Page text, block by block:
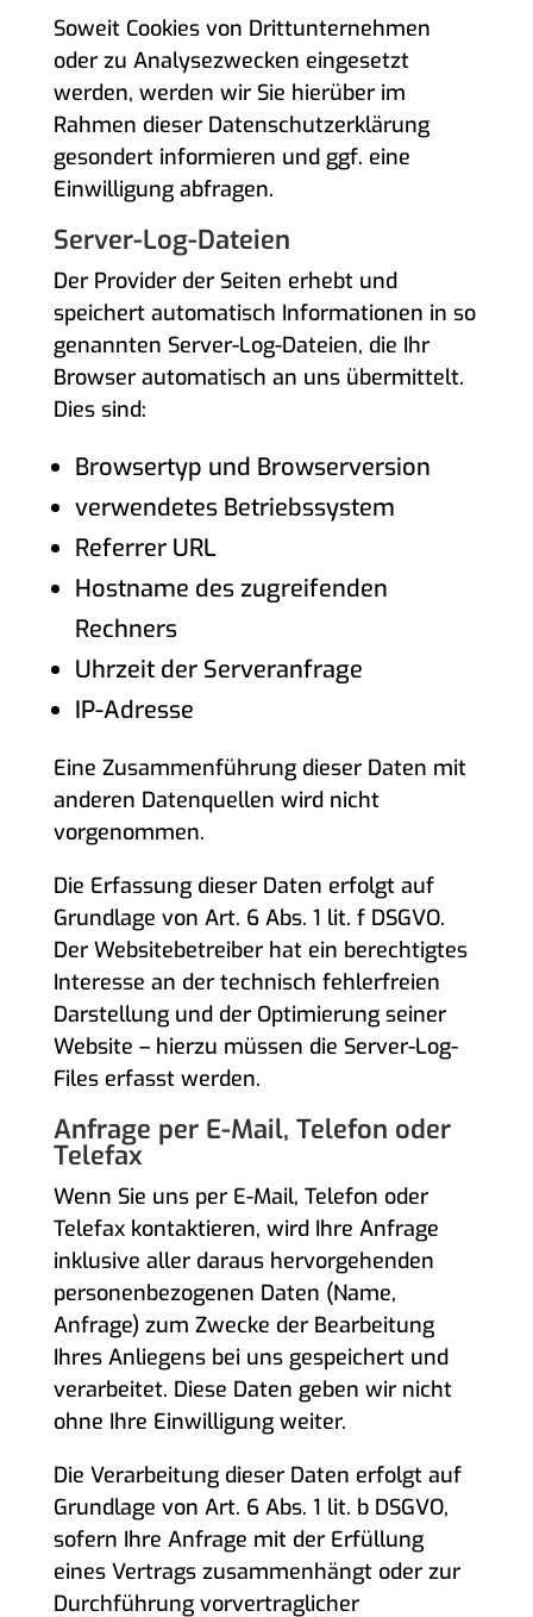
Soweit Cookies von Drittunternehmen
oder zu Analysezwecken eingesetzt
werden, werden wir Sie hierüber im
Rahmen dieser Datenschutzerklärung
gesondert informieren und ggf. eine
Einwilligung abfragen.
Server-Log-Dateien
Der Provider der Seiten erhebt und
speichert automatisch Informationen in so
genannten Server-Log-Dateien, die Ihr
Browser automatisch an uns übermittelt.
Dies sind:
Browsertyp und Browserversion
verwendetes Betriebssystem
Referrer URL
Hostname des zugreifenden
Rechners
Uhrzeit der Serveranfrage
IP-Adresse
Eine Zusammenführung dieser Daten mit
anderen Datenquellen wird nicht
vorgenommen.
Die Erfassung dieser Daten erfolgt auf
Grundlage von Art. 6 Abs. 1 lit. f DSGVO.
Der Websitebetreiber hat ein berechtigtes
Interesse an der technisch fehlerfreien
Darstellung und der Optimierung seiner
Website – hierzu müssen die Server-Log-
Files erfasst werden.
Anfrage per E-Mail, Telefon oder
Telefax
Wenn Sie uns per E-Mail, Telefon oder
Telefax kontaktieren, wird Ihre Anfrage
inklusive aller daraus hervorgehenden
personenbezogenen Daten (Name,
Anfrage) zum Zwecke der Bearbeitung
Ihres Anliegens bei uns gespeichert und
verarbeitet. Diese Daten geben wir nicht
ohne Ihre Einwilligung weiter.
Die Verarbeitung dieser Daten erfolgt auf
Grundlage von Art. 6 Abs. 1 lit. b DSGVO,
sofern Ihre Anfrage mit der Erfüllung
eines Vertrags zusammenhängt oder zur
Durchführung vorvertraglicher